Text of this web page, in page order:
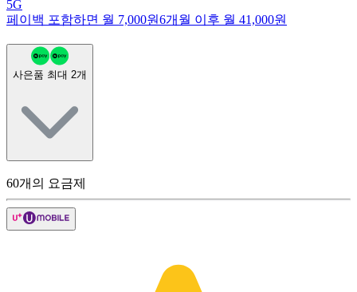
5G
페이백 포함하면 월 7,000원6개월 이후 월 41,000원
사은품 최대 2개
60개의 요금제